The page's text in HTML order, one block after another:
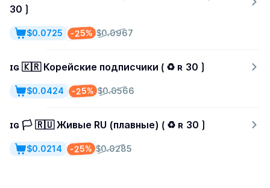
30 ⟯
$0.0967
-25%
$0.0725
ɪɢ 🇰🇷 Корейские подписчики ⟮ ♻ ʀ 30 ⟯
$0.0566
-25%
$0.0424
ɪɢ 🏳️ 🇷🇺 Живые RU (плавные) ⟮ ♻ ʀ 30 ⟯
$0.0285
-25%
$0.0214